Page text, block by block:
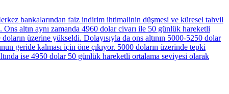
bankalarından faiz indirim ihtimalinin düşmesi ve küresel tahvil
Ons altın aynı zamanda 4960 dolar civarı ile 50 günlük hareketli
üzerine yükseldi. Dolayısıyla da ons altının 5000-5250 dolar
geride kalması için öne çıkıyor. 5000 doların üzerinde tepki
ise 4950 dolar 50 günlük hareketli ortalama seviyesi olarak